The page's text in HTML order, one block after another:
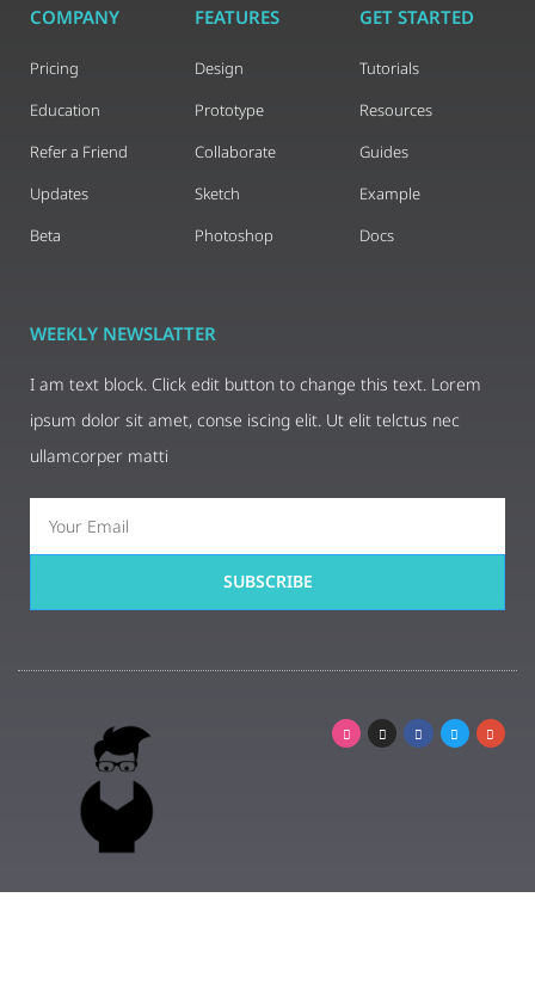
COMPANY
Pricing
Education
Refer a Friend
Updates
Beta
FEATURES
Design
Prototype
Collaborate
Sketch
Photoshop
GET STARTED
Tutorials
Resources
Guides
Example
Docs
WEEKLY NEWSLATTER
I am text block. Click edit button to change this text. Lorem
ipsum dolor sit amet, conse iscing elit. Ut elit telctus nec
ullamcorper matti
SUBSCRIBE